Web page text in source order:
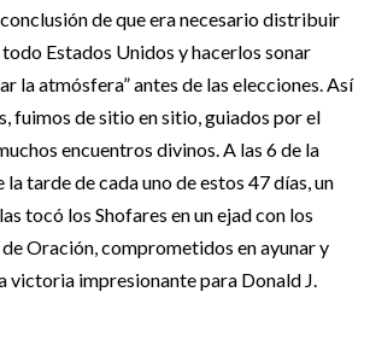
conclusión de que era necesario distribuir
Estados Unidos y hacerlos sonar
la atmósfera” antes de las elecciones. Así
fuimos de sitio en sitio, guiados por el
encuentros divinos. A las 6 de la
la tarde de cada uno de estos 47 días, un
tocó los Shofares en un ejad con los
Oración, comprometidos en ayunar y
victoria impresionante para Donald J.